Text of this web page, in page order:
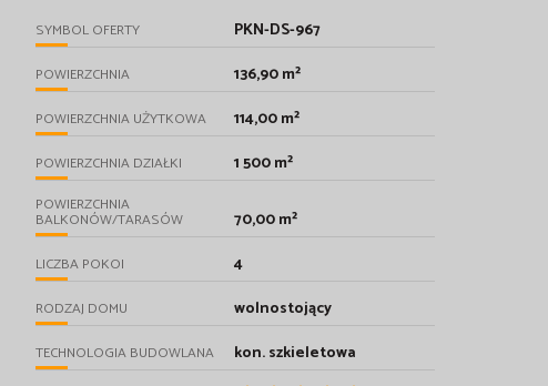
SYMBOL OFERTY PKN-DS-967
POWIERZCHNIA 136,90 m²
POWIERZCHNIA UŻYTKOWA 114,00 m²
POWIERZCHNIA DZIAŁKI 1 500 m²
POWIERZCHNIA
BALKONÓW/TARASÓW 70,00 m²
LICZBA POKOI 4
RODZAJ DOMU wolnostojący
TECHNOLOGIA BUDOWLANA kon. szkieletowa